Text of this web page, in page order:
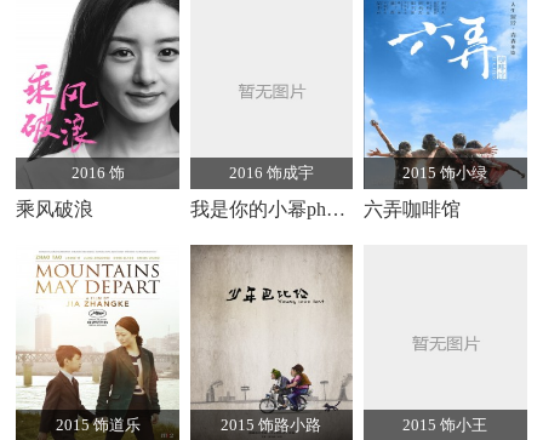
2016 饰
乘风破浪
2016 饰成宇
我是你的小幂phone
2015 饰小绿
六弄咖啡馆
2015 饰道乐 2015 饰路小路 2015 饰小王